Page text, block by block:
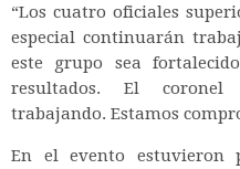
“Los cuatro oficiales
especial continuarán
este grupo sea
resultados. El coronel
trabajando. Estamos
En el evento estuvieron